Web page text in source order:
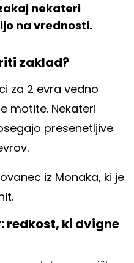
nekateri
na vrednosti.
zaklad?
za 2 evra vedno
motite. Nekateri
presenetljive
iz Monaka, ki je
redkost, ki dvigne